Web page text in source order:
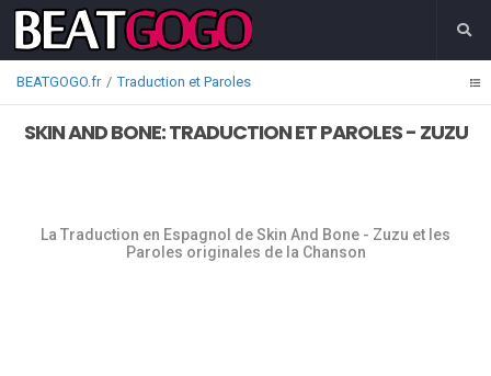
BEATGOGO.fr Traduction et Paroles
SKIN AND BONE: TRADUCTION ET PAROLES - ZUZU
La Traduction en Espagnol de Skin And Bone - Zuzu et les
Paroles originales de la Chanson